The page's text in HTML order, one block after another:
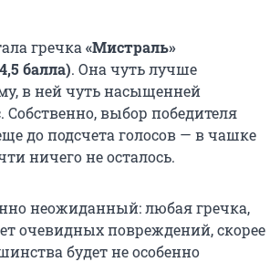
гречка «Мистраль»
балла). Она чуть лучше
в ней чуть насыщенней
выбор победителя
до подсчета голосов — в чашке
ничего не осталось.
неожиданный: любая гречка,
очевидных повреждений, скорее
будет не особенно